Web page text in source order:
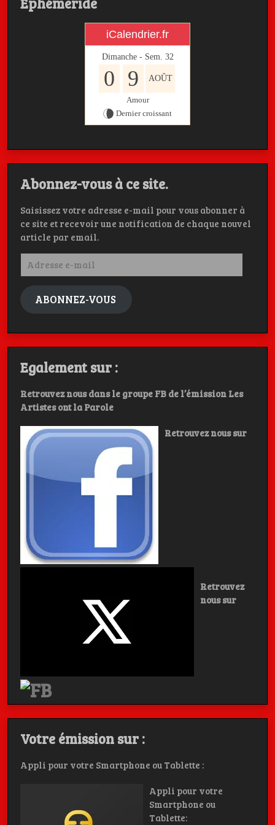
iCalendrier.fr
Dimanche - Sem. 32
0 9 AOÛT
Amour
Dernier croissant
Abonnez-vous à ce site.
Saisissez votre adresse e-mail pour vous abonner à
ce site et recevoir une notification de chaque nouvel
article par email.
Adresse
mail
ABONNEZ-VOUS
Egalement sur :
Retrouvez nous dans le groupe FB de l’émission Les
Artistes ont la Parole
Retrouvez nous sur
Retrouvez
nous sur
Votre émission sur :
Appli pour votre Smartphone ou Tablette :
Appli pour votre
Smartphone ou
Tablette: